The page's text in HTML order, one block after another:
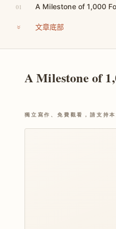
01 A Milestone of 1,000
文章底部
A Milestone of
獨立寫作、免費觀看，請支持